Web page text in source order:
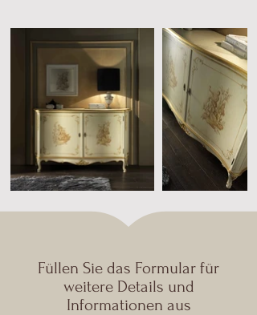
Füllen Sie das Formular für
weitere Details und
Informationen aus